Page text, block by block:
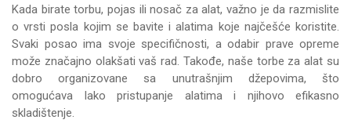
Kada birate torbu, pojas ili nosač za alat, važno je da razmislite
o vrsti posla kojim se bavite i alatima koje najčešće koristite.
Svaki posao ima svoje specifičnosti, a odabir prave opreme
može značajno olakšati vaš rad. Takođe, naše torbe za alat su
dobro organizovane sa unutrašnjim džepovima, što
omogućava lako pristupanje alatima i njihovo efikasno
skladištenje.